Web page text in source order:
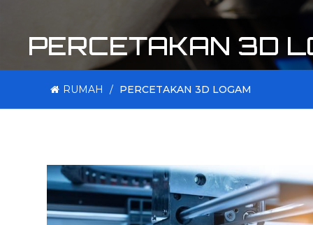
PERCETAKAN 3D
RUMAH / PERCETAKAN 3D LOGAM